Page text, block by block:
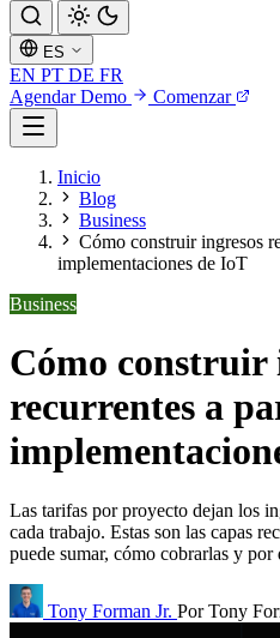
ES
EN PT DE FR
Agendar Demo
Comenzar
Inicio
Blog
Business
Cómo construir ingresos
implementaciones de IoT
Business
Cómo construir
recurrentes a
Las tarifas por proyecto dejan los
cada trabajo. Estas son las capas
puede sumar, cómo cobrarlas y
Tony Forman Jr. Por Tony